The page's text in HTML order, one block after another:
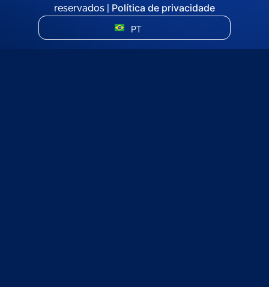
reservados | Política de privacidade
PT